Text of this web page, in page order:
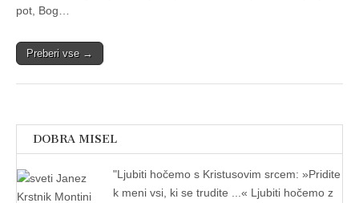
pot, Bog…
Preberi vse →
DOBRA MISEL
"Ljubiti hočemo s Kristusovim srcem: »Pridite
k meni vsi, ki se trudite ...« Ljubiti hočemo z